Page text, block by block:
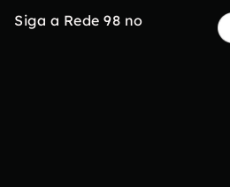
Siga a Rede 98 no